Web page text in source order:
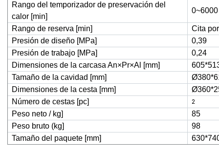
Rango del temporizador de preservación del
calor [min]
0~6000
Rango de reserva [min]
Cita
Presión de diseño [MPa]
0,39
Presión de trabajo [MPa]
0,24
Dimensiones de la carcasa An×Pr×Al [mm]
Tamaño de la cavidad [mm]
Dimensiones de la cesta [mm]
Número de cestas [pc]
2
Peso neto / kg]
85
Peso bruto (kg]
98
Tamaño del paquete [mm]